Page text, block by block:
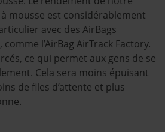
mousse est considérablement
avec des AirBags
l’AirBag AirTrack Factory.
ce qui permet aux gens de se
Cela sera moins épuisant
de files d’attente et plus